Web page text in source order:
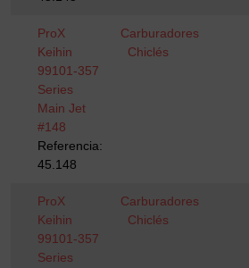
ProX
Keihin
99101-357
Series
Main Jet
#148
Referencia:
45.148
Carburadores
Chiclés
ProX
Keihin
99101-357
Series
Carburadores
Chiclés